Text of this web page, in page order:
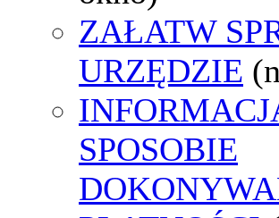
ZAŁATW
URZĘDZIE
SPOSOBIE